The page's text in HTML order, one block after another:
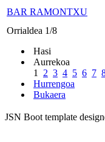
BAR RAMONTXU
Orrialdea 1/8
Hasi
Aurrekoa
1
2 3 4 5 6 7
Hurrengoa
Bukaera
JSN Boot template